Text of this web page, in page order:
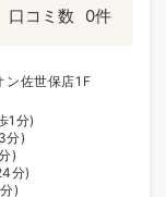
口コミ数 0件
ン佐世保店1F
1分)
分)
)
分)
)